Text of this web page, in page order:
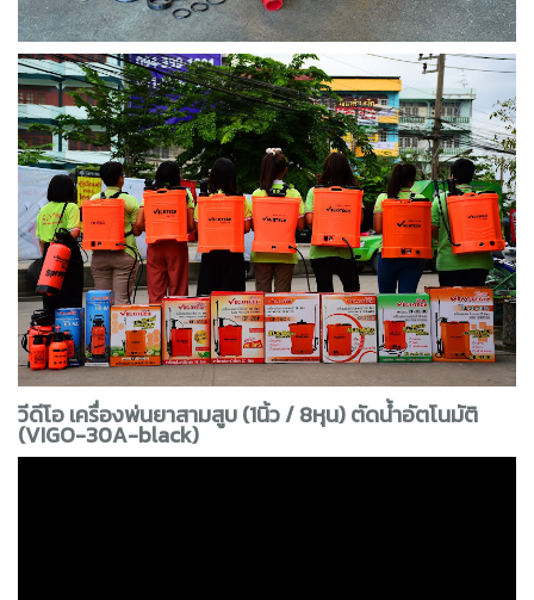
วีดีโอ เครื่องพ่นยาสามสูบ (1นิ้ว / 8หุน) ตัดน้ำอัตโนมัติ
(VIGO-30A-black)